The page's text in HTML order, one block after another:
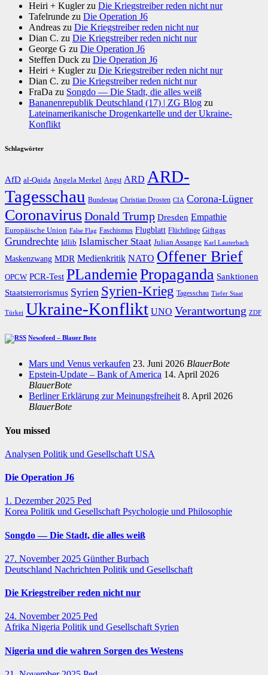
Heiri + Kuglerzu Die Kriegstreiber reden nicht nur
Tafelrunde zu Die Operation J6
Andreas zu Die Kriegstreiber reden nicht nur
Dian C. zu Die Kriegstreiber reden nicht nur
George G zu Die Operation J6
Steffen Duck zu Die Operation J6
Heiri + Kuglerzu Die Kriegstreiber reden nicht nur
Dian C. zu Die Kriegstreiber reden nicht nur
FraDa zu Songdo — Die Stadt, die alles weiß
Bananenrepublik Deutschland (17) | ZG Blog zu
Lateinamerikanische Drogenkartelle und der Ukraine-
Konflikt
Schlagwörter
AfD al-Qaida Angela Merkel Angst ARD ARD-
Tagesschau Bundestag Christian Drosten CIA Corona-Lügner
CoronavirusDonald Trump Dresden Empathie
Europäische Union False Flag Faschismus Flugblatt Flüchtlinge Giftgas
Grundrechte Idlib Islamischer Staat Julian Assange Karl Lauterbach
Maskenzwang MDR Medienkritik NATO Offener Brief
OPCW PCR-Test PLandemiePropaganda Sanktionen
Staatsterrorismus Syrien Syrien-Krieg Tagesschau Tiefer Staat
Türkei Ukraine-Konflikt UNO Verantwortung ZDF
Newsfeed – Blauer Bote
Mars und Venus verkaufen 23. Juni 2026 BlauerBote
Epstein-Update – Bank of America 14. April 2026
BlauerBote
Berliner Erklärung zur Meinungsfreiheit 8. April 2026
BlauerBote
You missed
Analysen Politik und Gesellschaft USA
Die Operation J6
1. Dezember 2025 Ped
Korea Politik und Gesellschaft Psychologie und Philosophie
Songdo — Die Stadt, die alles weiß
27. November 2025 Günther Burbach
Deutschland Nachrichten Politik und Gesellschaft
Die Kriegstreiber reden nicht nur
24. November 2025 Ped
Afrika Nigeria Politik und Gesellschaft Syrien
Nigeria und die wahren Sorgen des Westens